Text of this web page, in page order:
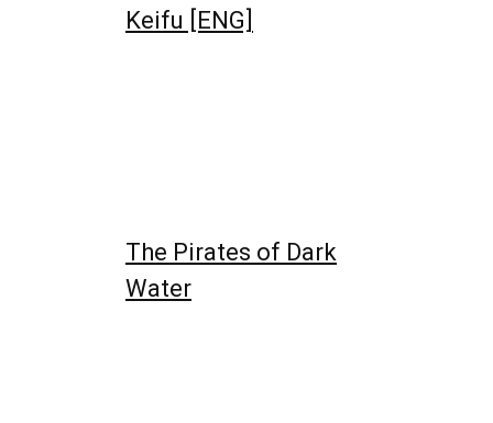
Keifu [ENG]
The Pirates of Dark
Water